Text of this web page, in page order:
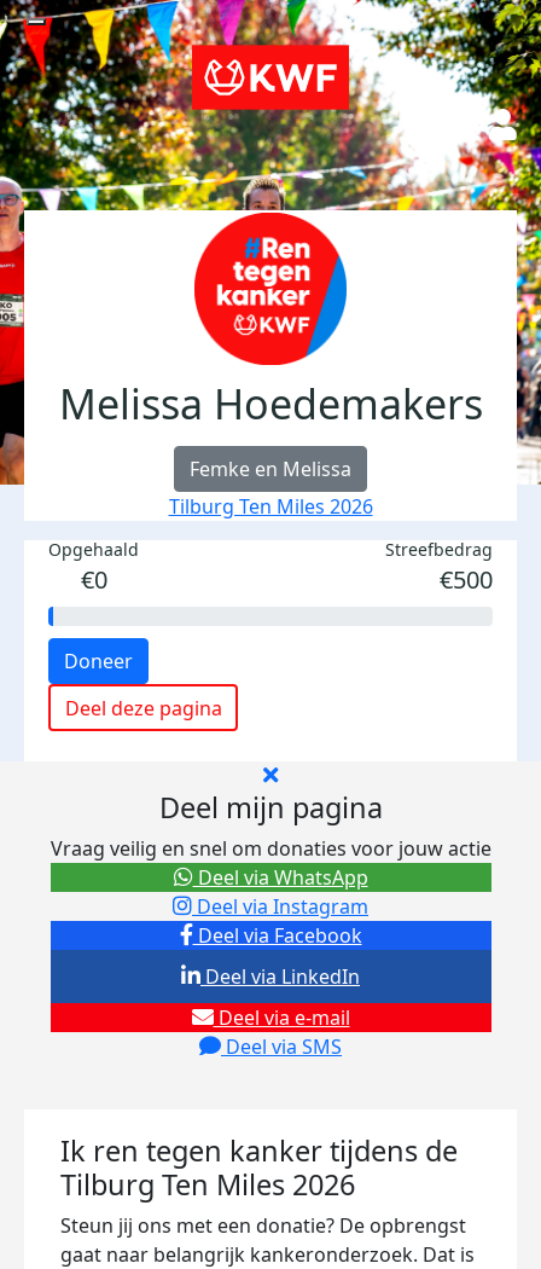
Melissa Hoedemakers
Femke en Melissa
Tilburg Ten Miles 2026
Opgehaald
€0
Streefbedrag
€500
Doneer
Deel deze pagina
Deel mijn pagina
Vraag veilig en snel om donaties voor jouw actie
Deel via Facebook
Deel via Instagram
Deel via e-mail
Deel via SMS
Deel via LinkedIn
Deel via WhatsApp
Ik ren tegen kanker tijdens de
Tilburg Ten Miles 2026
Steun jij ons met een donatie? De opbrengst
gaat naar belangrijk kankeronderzoek. Dat is